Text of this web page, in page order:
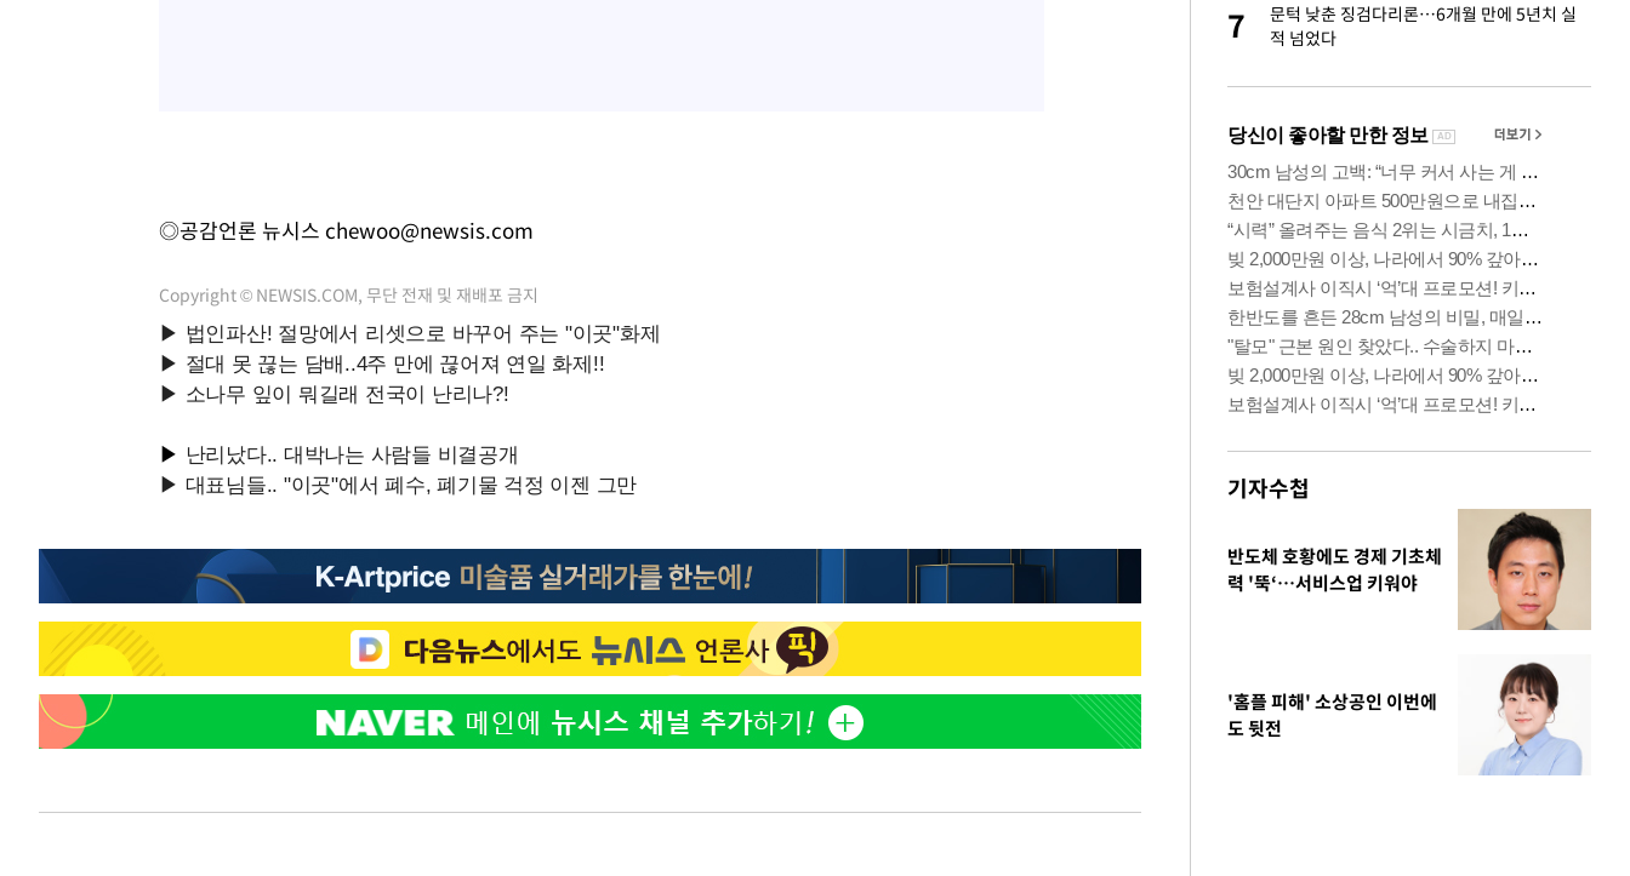
◎공감언론 뉴시스 chewoo@newsis.com
Copyright © NEWSIS.COM, 무단 전재 및 재배포 금지
7
문턱 낮춘 징검다리론…6개월 만에 5년치 실
적 넘었다
기자수첩
반도체 호황에도 경제 기초체
력 '뚝‘…서비스업 키워야
'홈플 피해' 소상공인 이번에
도 뒷전